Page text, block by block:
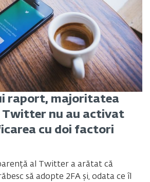
raport, majoritatea
nu au activat
cu doi factori
al Twitter a arătat că
să adopte 2FA și, odata ce îl